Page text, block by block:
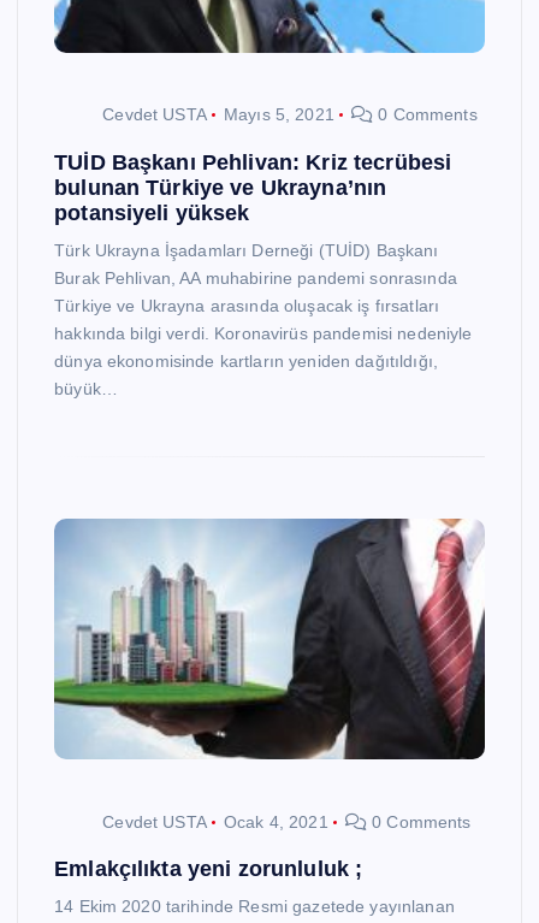
Cevdet USTA Mayıs 5, 2021 0 Comments
TUİD Başkanı Pehlivan: Kriz tecrübesi
bulunan Türkiye ve Ukrayna’nın
potansiyeli yüksek
Türk Ukrayna İşadamları Derneği (TUİD) Başkanı
Burak Pehlivan, AA muhabirine pandemi sonrasında
Türkiye ve Ukrayna arasında oluşacak iş fırsatları
hakkında bilgi verdi. Koronavirüs pandemisi nedeniyle
dünya ekonomisinde kartların yeniden dağıtıldığı,
büyük…
Cevdet USTA Ocak 4, 2021 0 Comments
Emlakçılıkta yeni zorunluluk ;
14 Ekim 2020 tarihinde Resmi gazetede yayınlanan